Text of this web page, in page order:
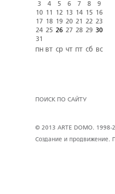
3
4 5 6 7 8
9
10 11 12 13 14 15
16
17
18 19 20 21 22 23
24 25 26 27 28 29 30
31
пн вт ср чт пт сб вс
ПОИСК ПО САЙТУ
© 2013 ARTE DOMO.
Создание и продвижение.